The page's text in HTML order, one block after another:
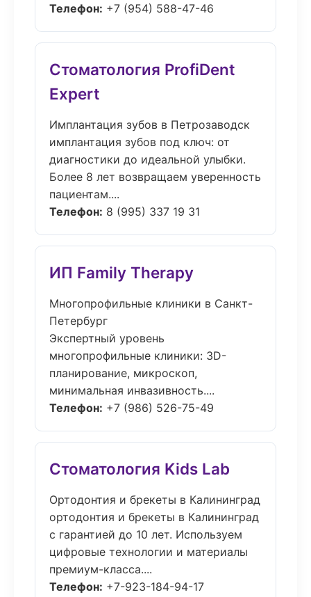
Телефон: +7 (954) 588-47-46
Стоматология ProfiDent
Expert
Имплантация зубов в Петрозаводск
имплантация зубов под ключ: от
диагностики до идеальной улыбки.
Более 8 лет возвращаем уверенность
пациентам....
Телефон: 8 (995) 337 19 31
ИП Family Therapy
Многопрофильные клиники в Санкт-
Петербург
Экспертный уровень
многопрофильные клиники: 3D-
планирование, микроскоп,
минимальная инвазивность....
Телефон: +7 (986) 526-75-49
Стоматология Kids Lab
Ортодонтия и брекеты в Калининград
ортодонтия и брекеты в Калининград
с гарантией до 10 лет. Используем
цифровые технологии и материалы
премиум-класса....
Телефон: +7-923-184-94-17